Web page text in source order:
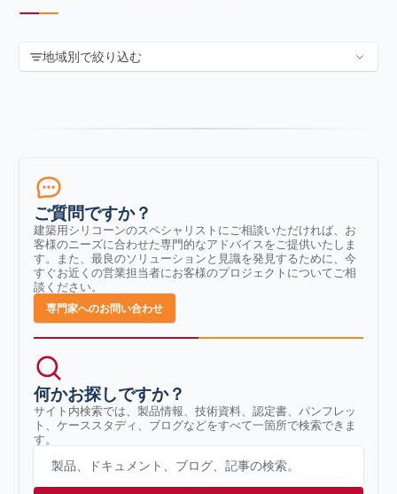
地域別で絞り込む
ご質問ですか？
建築用シリコーンのスペシャリストにご相談いただければ、お
客様のニーズに合わせた専門的なアドバイスをご提供いたしま
す。また、最良のソリューションと見識を発見するために、今
すぐお近くの営業担当者にお客様のプロジェクトについてご相
談ください。
専門家へのお問い合わせ
何かお探しですか？
サイト内検索では、製品情報、技術資料、認定書、パンフレッ
ト、ケーススタディ、ブログなどをすべて一箇所で検索できま
す。
製品、ドキュメント、ブログ、記事の検索。